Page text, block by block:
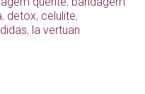
, detox, celulite,
, la vertuan